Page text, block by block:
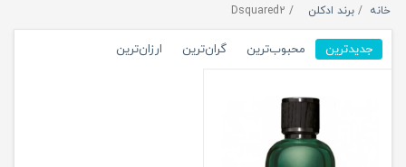
خانه برند ادکلن Dsquared2
جدیدترین محبوب‌ترین گران‌ترین ارزان‌ترین